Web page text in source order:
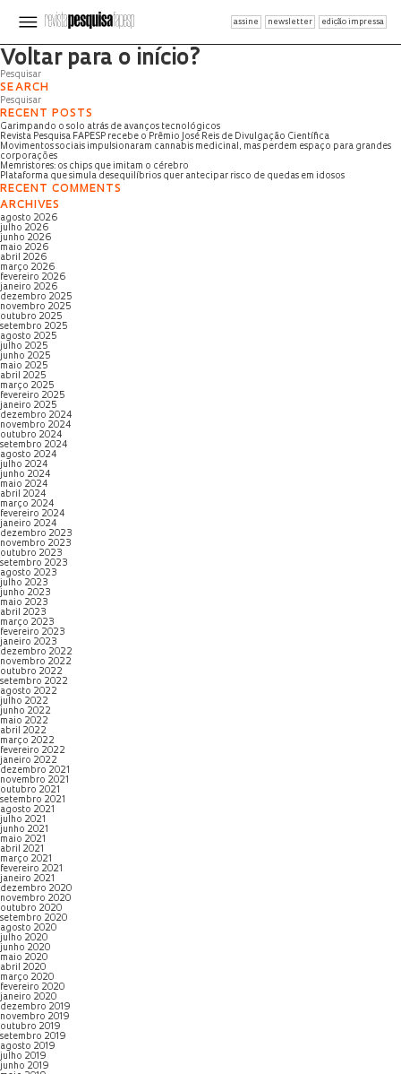
assine newsletter edição impressa
Página não encontrada
Voltar para o início?
SEARCH
RECENT POSTS
Garimpando o solo atrás de avanços tecnológicos
Revista Pesquisa FAPESP recebe o Prêmio José Reis de Divulgação Científica
Movimentos sociais impulsionaram cannabis medicinal, mas perdem espaço para grandes
corporações
Memristores: os chips que imitam o cérebro
Plataforma que simula desequilíbrios quer antecipar risco de quedas em idosos
RECENT COMMENTS
ARCHIVES
agosto 2026
julho 2026
junho 2026
maio 2026
abril 2026
março 2026
fevereiro 2026
janeiro 2026
dezembro 2025
novembro 2025
outubro 2025
setembro 2025
agosto 2025
julho 2025
junho 2025
maio 2025
abril 2025
março 2025
fevereiro 2025
janeiro 2025
dezembro 2024
novembro 2024
outubro 2024
setembro 2024
agosto 2024
julho 2024
junho 2024
maio 2024
abril 2024
março 2024
fevereiro 2024
janeiro 2024
dezembro 2023
novembro 2023
outubro 2023
setembro 2023
agosto 2023
julho 2023
junho 2023
maio 2023
abril 2023
março 2023
fevereiro 2023
janeiro 2023
dezembro 2022
novembro 2022
outubro 2022
setembro 2022
agosto 2022
julho 2022
junho 2022
maio 2022
abril 2022
março 2022
fevereiro 2022
janeiro 2022
dezembro 2021
novembro 2021
outubro 2021
setembro 2021
agosto 2021
julho 2021
junho 2021
maio 2021
abril 2021
março 2021
fevereiro 2021
janeiro 2021
dezembro 2020
novembro 2020
outubro 2020
setembro 2020
agosto 2020
julho 2020
junho 2020
maio 2020
abril 2020
março 2020
fevereiro 2020
janeiro 2020
dezembro 2019
novembro 2019
outubro 2019
setembro 2019
agosto 2019
julho 2019
junho 2019